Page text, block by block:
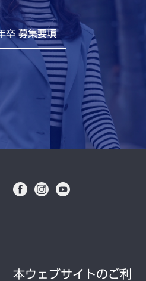
卒 募集要項
本ウェブサイトのご利